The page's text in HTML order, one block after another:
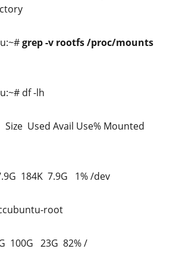
grep -v rootfs /proc/mounts
df -lh
Size Used Avail Use% Mounted
184K7.9G 1% /dev
root
100G 23G82% /